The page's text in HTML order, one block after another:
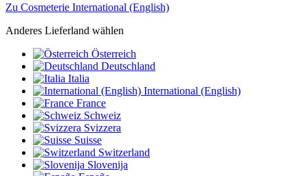
Zu Cosmeterie International (English)
Anderes Lieferland wählen
Österreich
Deutschland
Italia
International (English)
France
Schweiz
Svizzera
Suisse
Switzerland
Slovenija